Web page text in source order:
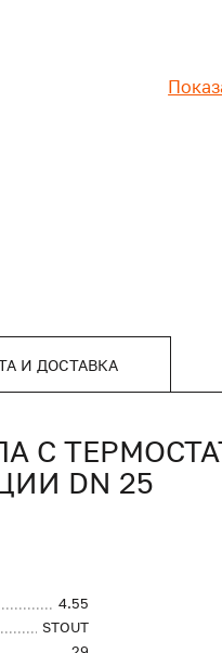
И ДОСТАВКА
С
DN 25
4.55
STOUT